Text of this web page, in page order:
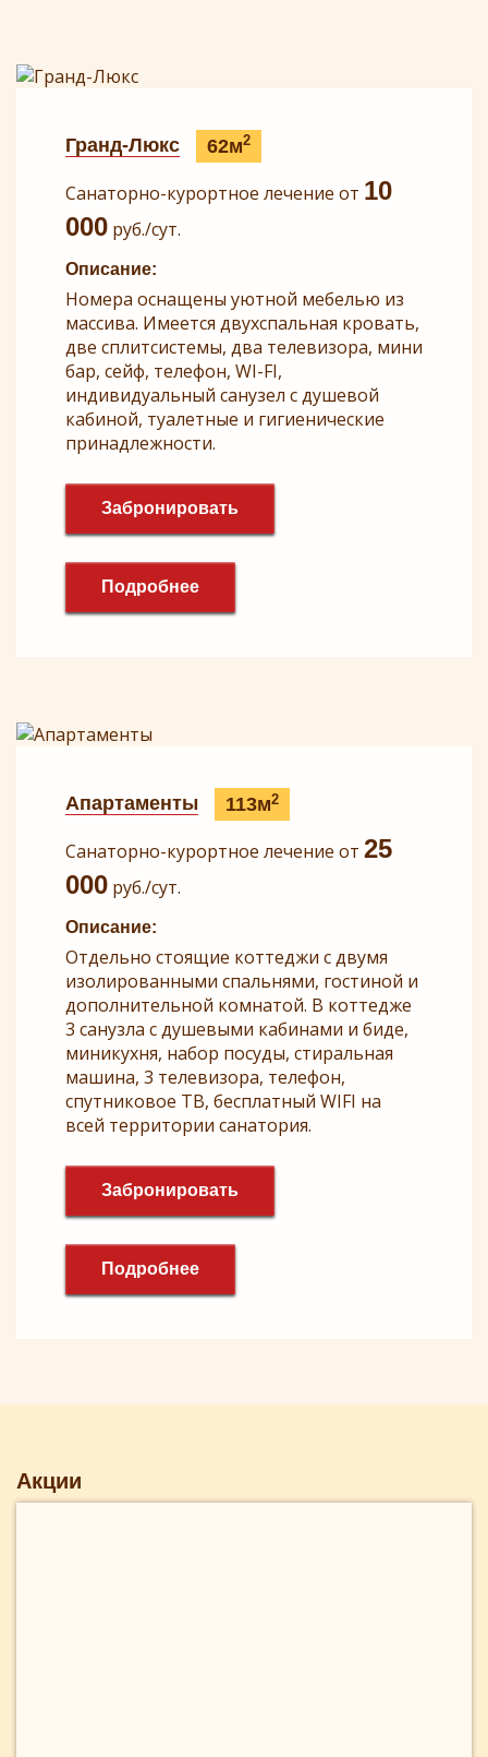
Гранд-Люкс 62м2
Санаторно-курортное лечение от 10
000 руб./сут.
Описание:
Номера оснащены уютной мебелью из
массива. Имеется двухспальная кровать,
две сплитсистемы, два телевизора, мини
бар, сейф, телефон, WI-FI,
индивидуальный санузел с душевой
кабиной, туалетные и гигиенические
принадлежности.
Забронировать
Подробнее
Апартаменты 113м2
Санаторно-курортное лечение от 25
000 руб./сут.
Описание:
Отдельно стоящие коттеджи с двумя
изолированными спальнями, гостиной и
дополнительной комнатой. В коттедже
3 санузла с душевыми кабинами и биде,
миникухня, набор посуды, стиральная
машина, 3 телевизора, телефон,
спутниковое ТВ, бесплатный WIFI на
всей территории санатория.
Забронировать
Подробнее
Акции